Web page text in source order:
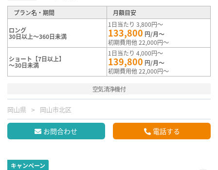
プラン名・期間 月額目安
ロング
30日以上～360日未満
1日当たり 3,800円～
133,800 円/月～
初期費用他 22,000円～
ショート【7日以上】
～30日未満
1日当たり 4,000円～
139,800 円/月～
初期費用他 22,000円～
空気清浄機付
岡山県 岡山市北区
お問合わせ 電話する
キャンペーン